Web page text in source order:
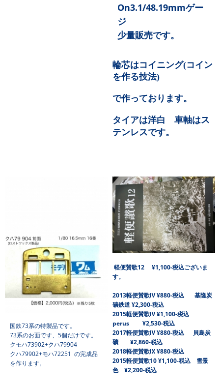
On3.1/48.19mmゲー
ジ
少量販売です。
輪芯はコイニング(コイン
を作る技法)
で作っております。
タイアは洋白 車軸はス
テンレスです。
国鉄73系の特製品です。
73系のお面です、5個だけです。
クモハ73902+クハ79904
クハ79902+モハ72251 の完成品
を作ります。
軽便賛歌12 ¥1,100-税込ございま
す。
2013軽便賛歌Ⅳ ¥880-税込 基隆炭
礦鉄道 ¥2,300-税込
2015軽便賛歌Ⅳ ¥1,100-税込
perus ¥2,530-税込
2017軽便賛歌Ⅳ ¥880-税込 貝島炭
礦 ¥2,860-税込
2018軽便賛歌Ⅸ ¥880-税込
2015軽便賛歌10 ¥1,100-税込 雪景
色 ¥2,200-税込